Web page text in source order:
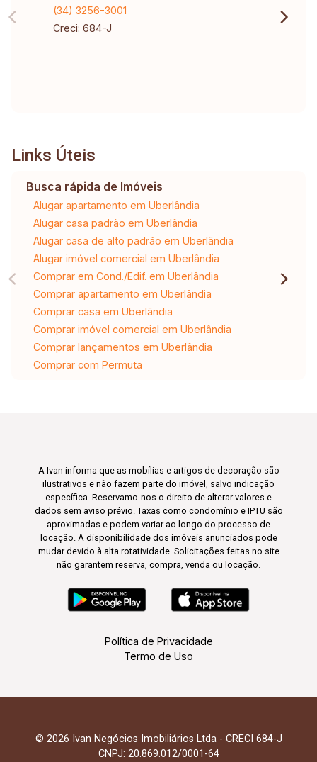
(34) 3256-3001
Creci: 684-J
Links Úteis
Busca rápida de Imóveis
Alugar apartamento em Uberlândia
Alugar casa padrão em Uberlândia
Alugar casa de alto padrão em Uberlândia
Alugar imóvel comercial em Uberlândia
Comprar em Cond./Edif. em Uberlândia
Comprar apartamento em Uberlândia
Comprar casa em Uberlândia
Comprar imóvel comercial em Uberlândia
Comprar lançamentos em Uberlândia
Comprar com Permuta
A Ivan informa que as mobílias e artigos de decoração são
ilustrativos e não fazem parte do imóvel, salvo indicação
específica. Reservamo-nos o direito de alterar valores e
dados sem aviso prévio. Taxas como condomínio e IPTU são
aproximadas e podem variar ao longo do processo de
locação. A disponibilidade dos imóveis anunciados pode
mudar devido à alta rotatividade. Solicitações feitas no site
não garantem reserva, compra, venda ou locação.
Política de Privacidade
Termo de Uso
© 2026 Ivan Negócios Imobiliários Ltda - CRECI 684-J
CNPJ: 20.869.012/0001-64